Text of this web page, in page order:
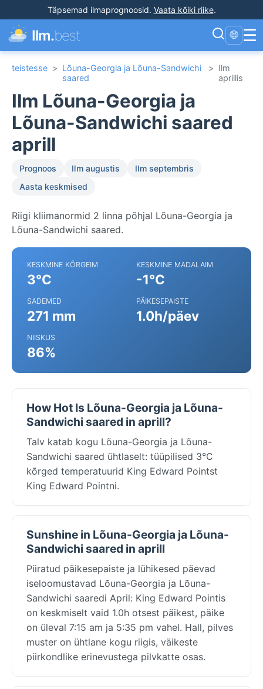
Täpsemad ilmaprognoosid. Vaata kõiki riike.
Ilm.best 🌐 ☰
teistesse > Lõuna-Georgia ja Lõuna-Sandwichi
saared
> Ilm
aprillis
Ilm Lõuna-Georgia ja
Lõuna-Sandwichi saared
aprill
Prognoos Ilm augustis
Ilm septembris
Aasta keskmised
Riigi kliimanormid 2 linna põhjal Lõuna-Georgia ja
Lõuna-Sandwichi saared.
KESKMINE KÕRGEIM
3°C
KESKMINE MADALAIM
-1°C
SADEMED
271 mm
PÄIKESEPAISTE
1.0h/päev
NIISKUS
86%
How Hot Is Lõuna-Georgia ja Lõuna-
Sandwichi saared in aprill?
Talv katab kogu Lõuna-Georgia ja Lõuna-
Sandwichi saared ühtlaselt: tüüpilised 3°C
kõrged temperatuurid King Edward Pointst
King Edward Pointni.
Sunshine in Lõuna-Georgia ja Lõuna-
Sandwichi saared in aprill
Piiratud päikesepaiste ja lühikesed päevad
iseloomustavad Lõuna-Georgia ja Lõuna-
Sandwichi saaredi April: King Edward Pointis
on keskmiselt vaid 1.0h otsest päikest, päike
on üleval 7:15 am ja 5:35 pm vahel. Hall, pilves
muster on ühtlane kogu riigis, väikeste
piirkondlike erinevustega pilvkatte osas.